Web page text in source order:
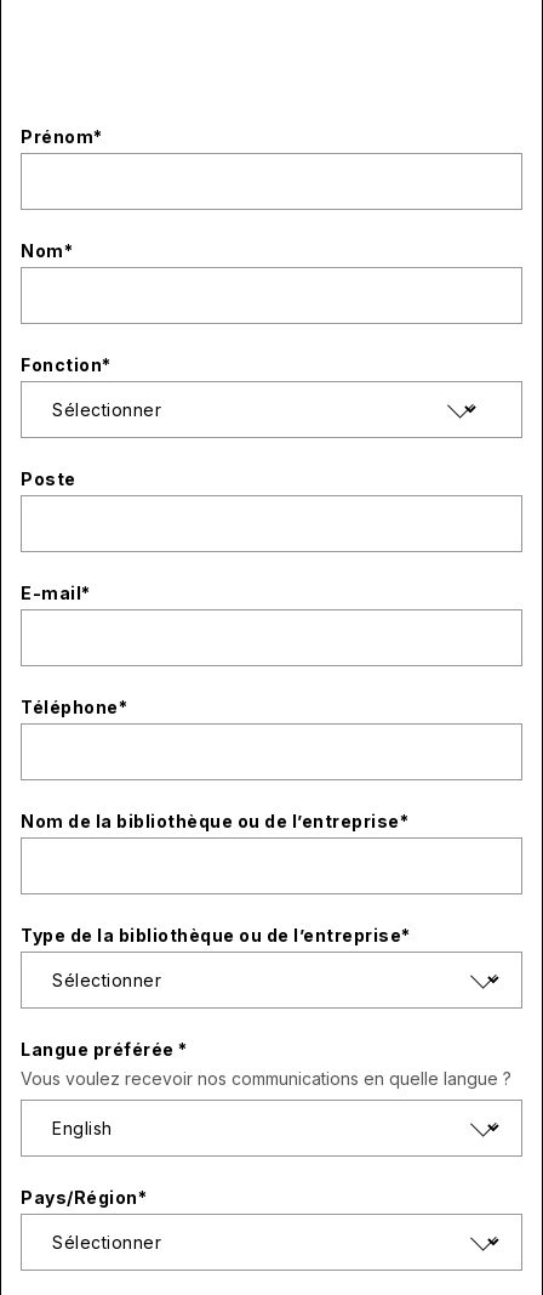
Prénom*
Nom*
Fonction*
Poste
E-mail*
Téléphone*
Nom de la bibliothèque ou de l’entreprise*
Type de la bibliothèque ou de l’entreprise*
Langue préférée *
Vous voulez recevoir nos communications en quelle langue ?
Pays/Région*